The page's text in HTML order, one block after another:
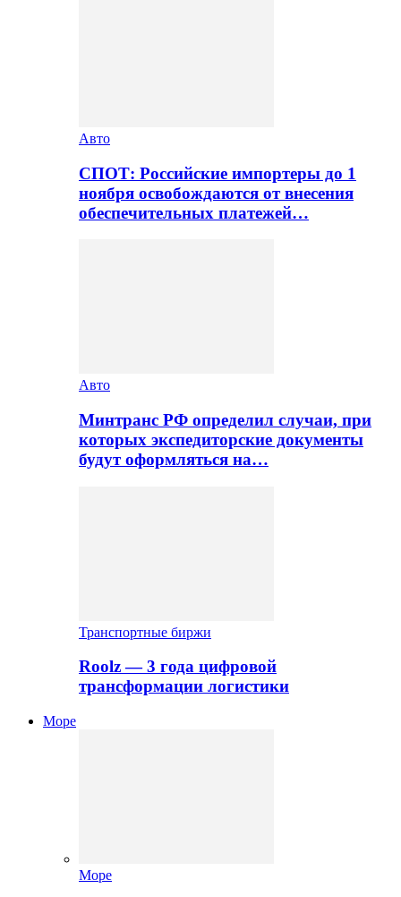
Авто
СПОТ: Российские импортеры до 1
ноября освобождаются от внесения
обеспечительных платежей…
Авто
Минтранс РФ определил случаи, при
которых экспедиторские документы
будут оформляться на…
Транспортные биржи
Roolz — 3 года цифровой
трансформации логистики
Море
Море